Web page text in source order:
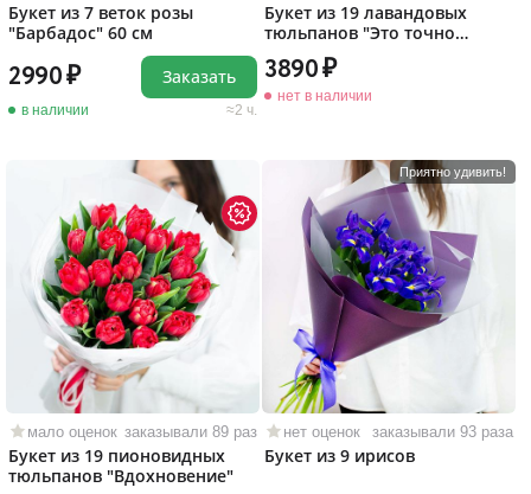
Букет из 7 веток розы
"Барбадос" 60 см
2990
в наличии 2 ч.
Заказать
Букет из 19 лавандовых
тюльпанов "Это точно
любовь!"
3890
нет в наличии
мало оценок заказывали 89 раз
Букет из 19 пионовидных
тюльпанов "Вдохновение"
Приятно удивить!
нет оценок заказывали 93 раза
Букет из 9 ирисов